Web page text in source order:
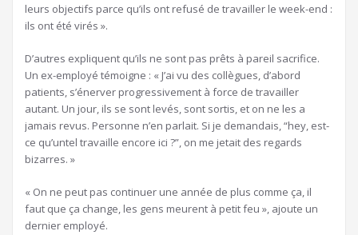
leurs objectifs parce qu’ils ont refusé de travailler le week-end :
ils ont été virés ».
D’autres expliquent qu’ils ne sont pas prêts à pareil sacrifice.
Un ex-employé témoigne : « J’ai vu des collègues, d’abord
patients, s’énerver progressivement à force de travailler
autant. Un jour, ils se sont levés, sont sortis, et on ne les a
jamais revus. Personne n’en parlait. Si je demandais, “hey, est-
ce qu’untel travaille encore ici ?”, on me jetait des regards
bizarres. »
« On ne peut pas continuer une année de plus comme ça, il
faut que ça change, les gens meurent à petit feu », ajoute un
dernier employé.